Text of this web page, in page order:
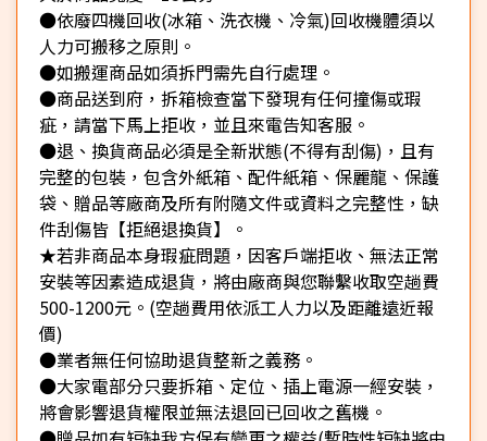
●依廢四機回收(冰箱、洗衣機、冷氣)回收機體須以
人力可搬移之原則。
●如搬運商品如須拆門需先自行處理。
●商品送到府，拆箱檢查當下發現有任何撞傷或瑕
疵，請當下馬上拒收，並且來電告知客服。
●退、換貨商品必須是全新狀態(不得有刮傷)，且有
完整的包裝，包含外紙箱、配件紙箱、保麗龍、保護
袋、贈品等廠商及所有附隨文件或資料之完整性，缺
件刮傷皆【拒絕退換貨】。
★若非商品本身瑕疵問題，因客戶端拒收、無法正常
安裝等因素造成退貨，將由廠商與您聯繫收取空趟費
500-1200元。(空趟費用依派工人力以及距離遠近報
價)
●業者無任何協助退貨整新之義務。
●大家電部分只要拆箱、定位、插上電源一經安裝，
將會影響退貨權限並無法退回已回收之舊機。